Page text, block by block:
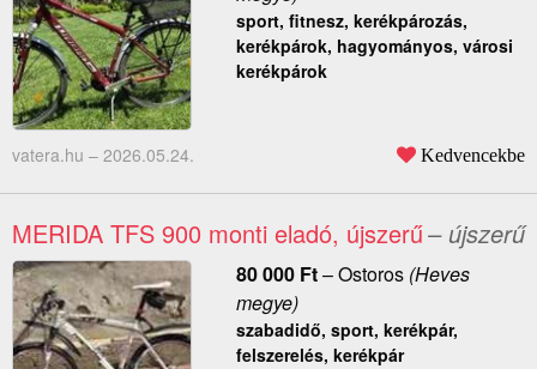
sport, fitnesz, kerékpározás,
kerékpárok, hagyományos, városi
kerékpárok
vatera.hu – 2026.05.24. Kedvencekbe
MERIDA TFS 900 monti eladó, újszerű– újszerű
80 000 Ft–Ostoros(Heves
megye)
szabadidő, sport, kerékpár,
felszerelés, kerékpár